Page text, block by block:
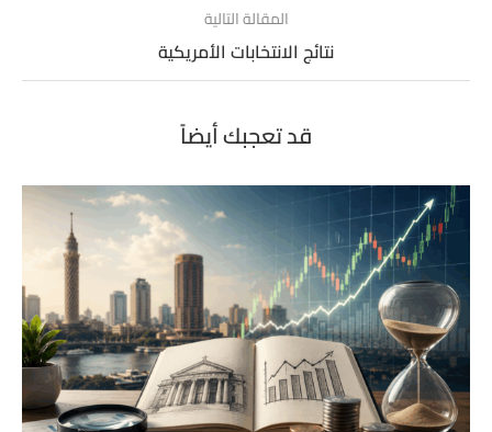
المقالة التالية
نتائج الانتخابات الأمريكية
قد تعجبك أيضاً